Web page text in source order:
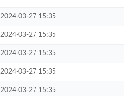
2024-03-27 15:35
2024-03-27 15:35
2024-03-27 15:35
2024-03-27 15:35
2024-03-27 15:35